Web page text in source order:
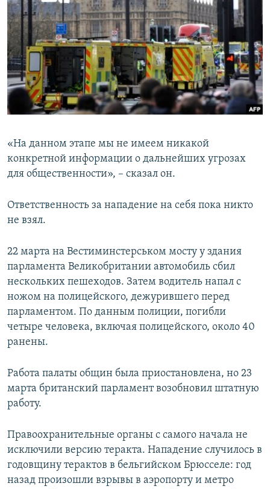
«На данном этапе мы не имеем никакой
конкретной информации о дальнейших угрозах
для общественности», – сказал он.
Ответственность за нападение на себя пока никто
не взял.
22 марта на Вестиминстерськом мосту у здания
парламента Великобритании автомобиль сбил
нескольких пешеходов. Затем водитель напал с
ножом на полицейского, дежурившего перед
парламентом. По данным полиции, погибли
четыре человека, включая полицейского, около 40
ранены.
Работа палаты общин была приостановлена, но 23
марта британский парламент возобновил штатную
работу.
Правоохранительные органы с самого начала не
исключили версию теракта. Нападение случилось в
годовщину терактов в бельгийском Брюсселе: год
назад произошли взрывы в аэропорту и метро